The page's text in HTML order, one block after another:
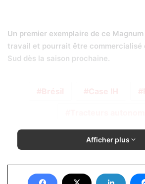
Un premier exemplaire de ce
travail et pourrait être commercialisé
Sud dès la saison prochaine.
Afficher plus